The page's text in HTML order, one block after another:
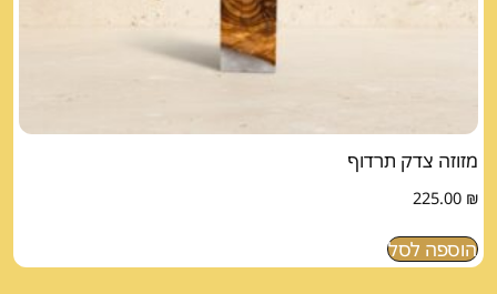
מזוזה צדק תרדוף
225.00 ₪
הוספה לסל